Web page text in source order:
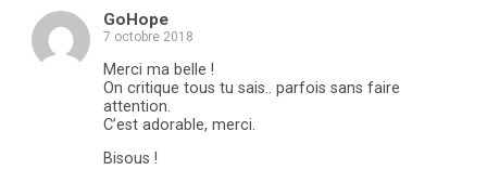
GoHope
7 octobre 2018
Merci ma belle !
On critique tous tu sais.. parfois sans faire
attention.
C’est adorable, merci.
Bisous !